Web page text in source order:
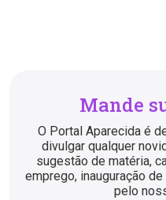
Mande
O Portal Aparecida é
divulgar qualquer
sugestão de matéria,
emprego, inauguração
pelo